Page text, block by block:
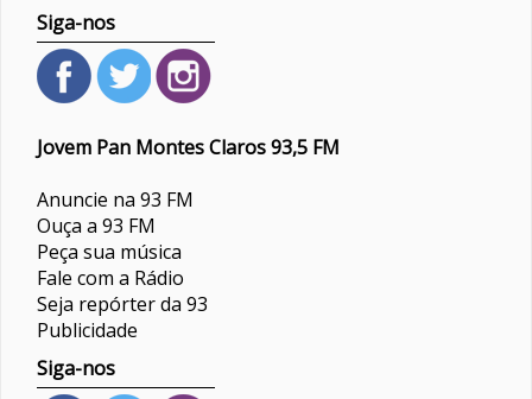
Siga-nos
Jovem Pan Montes Claros 93,5 FM
Anuncie na 93 FM
Ouça a 93 FM
Peça sua música
Fale com a Rádio
Seja repórter da 93
Publicidade
Siga-nos